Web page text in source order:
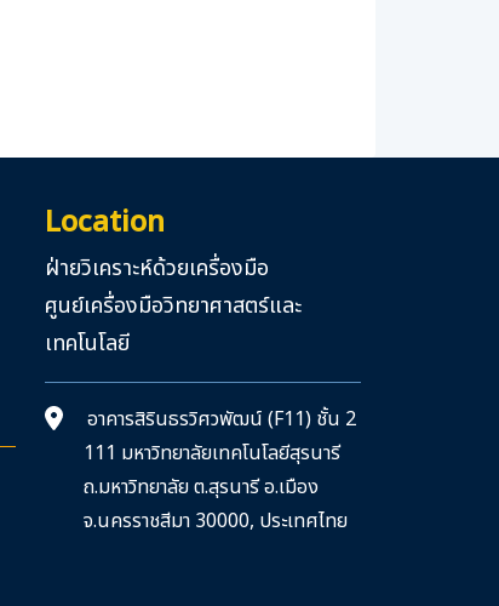
Location
ฝ่ายวิเคราะห์ด้วยเครื่องมือ
ศูนย์เครื่องมือวิทยาศาสตร์และ
เทคโนโลยี
อาคารสิรินธรวิศวพัฒน์ (F11) ชั้น 2
111 มหาวิทยาลัยเทคโนโลยีสุรนารี
ถ.มหาวิทยาลัย ต.สุรนารี อ.เมือง
จ.นครราชสีมา 30000, ประเทศไทย